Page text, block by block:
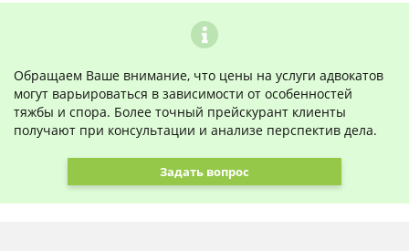
Обращаем Ваше внимание, что цены на услуги адвокатов
могут варьироваться в зависимости от особенностей
тяжбы и спора. Более точный прейскурант клиенты
получают при консультации и анализе перспектив дела.
Задать вопрос